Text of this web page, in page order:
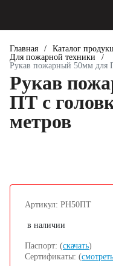
Главная / Каталог
Для пожарной техники
/
Рукав пожарный 50мм для
Рукав
ПТ с
метров
Артикул: РН50ПТ
в наличии
Паспорт: (скачать)
Сертификаты: (смотреть